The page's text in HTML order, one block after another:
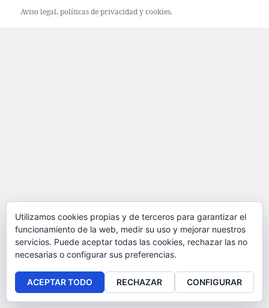
Aviso legal, políticas deprivacidadycookies.
Utilizamos cookies propias y de terceros para garantizar el
funcionamiento de la web, medir su uso y mejorar nuestros
servicios. Puede aceptar todas las cookies, rechazar las no
necesarias o configurar sus preferencias.
ACEPTAR TODO RECHAZAR CONFIGURAR